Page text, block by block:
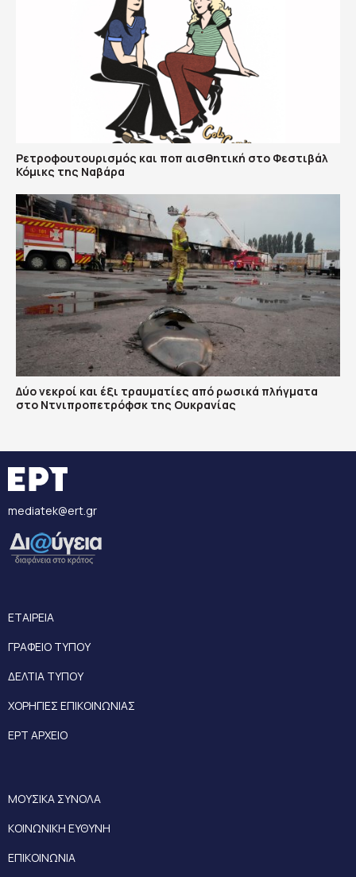
Ρετροφουτουρισμός και ποπ αισθητική στο Φεστιβάλ
Κόμικς της Ναβάρα
Δύο νεκροί και έξι τραυματίες από ρωσικά πλήγματα
στο Ντνιπροπετρόφσκ της Ουκρανίας
mediatek@ert.gr
ΕΤΑΙΡΕΙΑ
ΓΡΑΦΕΙΟ ΤΥΠΟΥ
ΔΕΛΤΙΑ ΤΥΠΟΥ
ΧΟΡΗΓΙΕΣ ΕΠΙΚΟΙΝΩΝΙΑΣ
ΕΡΤ ΑΡΧΕΙΟ
ΜΟΥΣΙΚΑ ΣΥΝΟΛΑ
ΚΟΙΝΩΝΙΚΗ ΕΥΘΥΝΗ
ΕΠΙΚΟΙΝΩΝΙΑ